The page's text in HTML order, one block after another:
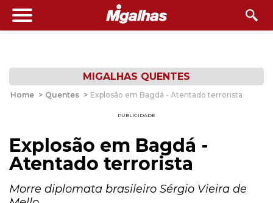
MIGALHAS QUENTES
Home > Quentes > Explosão em Bagdá - Atentado terrorista
PUBLICIDADE
Explosão em Bagdá -
Atentado terrorista
Morre diplomata brasileiro Sérgio Vieira de